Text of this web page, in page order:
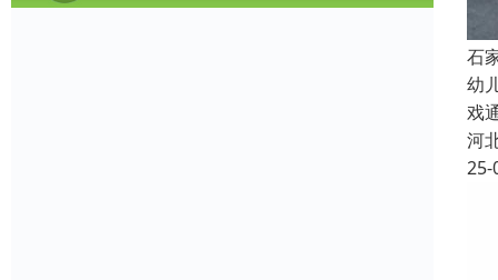
石
幼
戏
河
25-